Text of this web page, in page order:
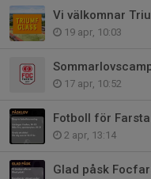
19 apr, 10:03
17 apr, 10:52
Fotboll för
2 apr, 13:14
Glad påsk